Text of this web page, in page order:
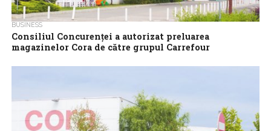
BUSINESS
Consiliul Concurenţei a autorizat preluarea
magazinelor Cora de către grupul Carrefour